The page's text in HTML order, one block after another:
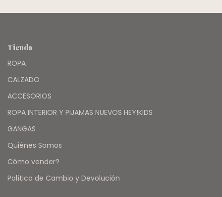
Tienda
ROPA
CALZADO
ACCESORIOS
ROPA INTERIOR Y PIJAMAS NUEVOS HEY!KIDS
GANGAS
Quiénes Somos
Cómo vender?
Política de Cambio y Devolución